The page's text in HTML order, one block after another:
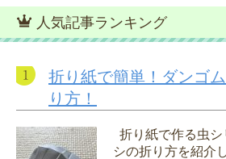
人気記事ランキング
折り紙で簡単！ダンゴ
り方！
折り紙で作る虫
シの折り方を紹介